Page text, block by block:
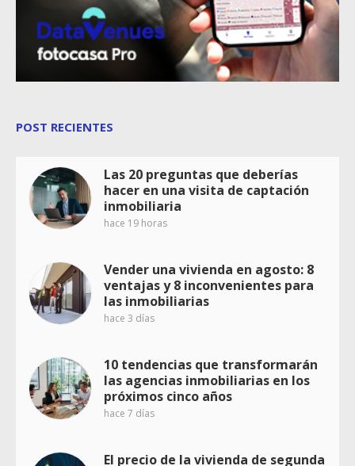
POST RECIENTES
Las 20 preguntas que deberías
hacer en una visita de captación
inmobiliaria
hace 19 horas
Vender una vivienda en agosto: 8
ventajas y 8 inconvenientes para
las inmobiliarias
hace 3 días
10 tendencias que transformarán
las agencias inmobiliarias en los
próximos cinco años
hace 7 días
El precio de la vivienda de segunda